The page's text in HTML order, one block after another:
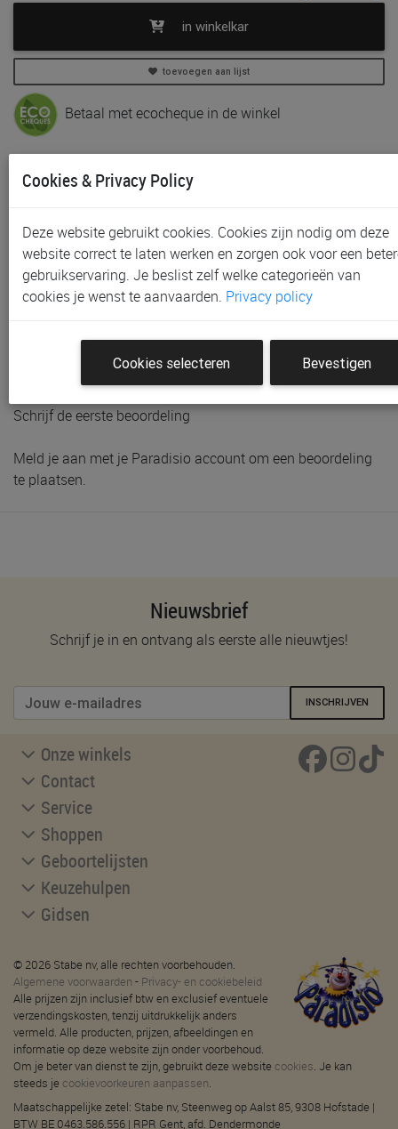
in winkelkar
toevoegen aan lijst
Betaal met ecocheque in de winkel
In voorraad
Gratis (en direct) af te halen in onze
Gratis verzending vanaf € 80 *
Productinformatie & specificaties
Voorraad bij Paradisio
Klantenbeoordelingen
Schrijf de eerste beoordeling
Meld je aan met je Paradisio account om een beoordeling
te plaatsen.
Nieuwsbrief
Schrijf je in en ontvang als eerste alle nieuwtjes!
INSCHRIJVEN
Onze winkels
Contact
Service
Shoppen
Geboortelijsten
Keuzehulpen
Gidsen
© 2026 Stabe nv, alle rechten voorbehouden.
Algemene voorwaarden - Privacy- en cookiebeleid
Alle prijzen zijn inclusief btw en exclusief eventuele
verzendingskosten, tenzij uitdrukkelijk anders
vermeld. Alle producten, prijzen, afbeeldingen en
informatie op deze website zijn onder voorbehoud.
Om je beter van dienst te zijn, gebruikt deze website cookies. Je kan
steeds je cookievoorkeuren aanpassen.
Maatschappelijke zetel: Stabe nv, Steenweg op Aalst 85, 9308 Hofstade |
BTW BE 0463.586.556 | RPR Gent, afd. Dendermonde
Cookies & Privacy Policy
Deze website gebruikt cookies. Cookies zijn nodig om deze
website correct te laten werken en zorgen ook voor een
gebruikservaring. Je beslist zelf welke categorieën van
cookies je wenst te aanvaarden. Privacy policy
Cookies selecteren Bevestigen